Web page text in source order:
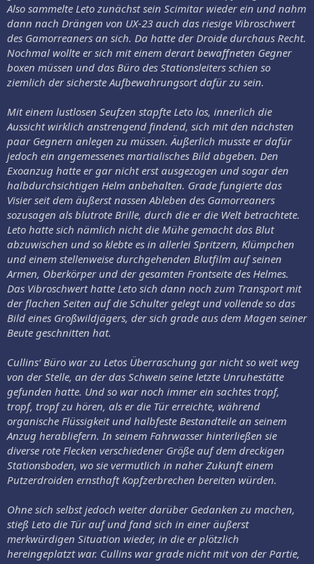
Also sammelte Leto zunächst sein Scimitar wieder ein und nahm
dann nach Drängen von UX-23 auch das riesige Vibroschwert
des Gamorreaners an sich. Da hatte der Droide durchaus Recht.
Nochmal wollte er sich mit einem derart bewaffneten Gegner
boxen müssen und das Büro des Stationsleiters schien so
ziemlich der sicherste Aufbewahrungsort dafür zu sein.
Mit einem lustlosen Seufzen stapfte Leto los, innerlich die
Aussicht wirklich anstrengend findend, sich mit den nächsten
paar Gegnern anlegen zu müssen. Äußerlich musste er dafür
jedoch ein angemessenes martialisches Bild abgeben. Den
Exoanzug hatte er gar nicht erst ausgezogen und sogar den
halbdurchsichtigen Helm anbehalten. Grade fungierte das
Visier seit dem äußerst nassen Ableben des Gamorreaners
sozusagen als blutrote Brille, durch die er die Welt betrachtete.
Leto hatte sich nämlich nicht die Mühe gemacht das Blut
abzuwischen und so klebte es in allerlei Spritzern, Klümpchen
und einem stellenweise durchgehenden Blutfilm auf seinen
Armen, Oberkörper und der gesamten Frontseite des Helmes.
Das Vibroschwert hatte Leto sich dann noch zum Transport mit
der flachen Seiten auf die Schulter gelegt und vollende so das
Bild eines Großwildjägers, der sich grade aus dem Magen seiner
Beute geschnitten hat.
Cullins‘ Büro war zu Letos Überraschung gar nicht so weit weg
von der Stelle, an der das Schwein seine letzte Unruhestätte
gefunden hatte. Und so war noch immer ein sachtes tropf,
tropf, tropf zu hören, als er die Tür erreichte, während
organische Flüssigkeit und halbfeste Bestandteile an seinem
Anzug herabliefern. In seinem Fahrwasser hinterließen sie
diverse rote Flecken verschiedener Größe auf dem dreckigen
Stationsboden, wo sie vermutlich in naher Zukunft einem
Putzerdroiden ernsthaft Kopfzerbrechen bereiten würden.
Ohne sich selbst jedoch weiter darüber Gedanken zu machen,
stieß Leto die Tür auf und fand sich in einer äußerst
merkwürdigen Situation wieder, in die er plötzlich
hereingeplatzt war. Cullins war grade nicht mit von der Partie,